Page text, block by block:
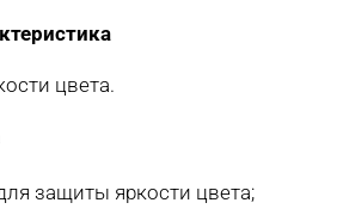
цвета.
защиты яркости цвета;